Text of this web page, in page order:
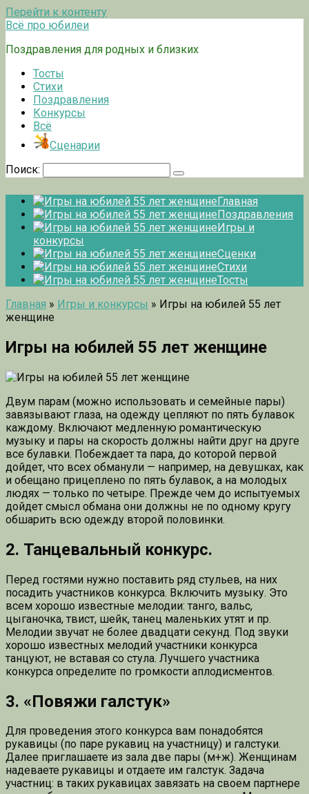
Перейти к контенту
Всё про юбилеи
Поздравления для родных и близких
Тосты
Стихи
Поздравления
Конкурсы
Всё
Сценарии
Поиск:
Главная
Поздравления
Игры и
конкурсы
Сценки
Стихи
Тосты
Главная » Игры и конкурсы » Игры на юбилей 55 лет
женщине
Игры на юбилей 55 лет женщине
Двум парам (можно использовать и семейные пары)
завязывают глаза, на одежду цепляют по пять булавок
каждому. Включают медленную романтическую
музыку и пары на скорость должны найти друг на друге
все булавки. Побеждает та пара, до которой первой
дойдет, что всех обманули — например, на девушках, как
и обещано прицеплено по пять булавок, а на молодых
людях — только по четыре. Прежде чем до испытуемых
дойдет смысл обмана они должны не по одному кругу
обшарить всю одежду второй половинки.
2. Танцевальный конкурс.
Перед гостями нужно поставить ряд стульев, на них
посадить участников конкурса. Включить музыку. Это
всем хорошо известные мелодии: танго, вальс,
цыганочка, твист, шейк, танец маленьких утят и пр.
Мелодии звучат не более двадцати секунд. Под звуки
хорошо известных мелодий участники конкурса
танцуют, не вставая со стула. Лучшего участника
конкурса определите по громкости аплодисментов.
3. «Повяжи галстук»
Для проведения этого конкурса вам понадобятся
рукавицы (по паре рукавиц на участницу) и галстуки.
Далее приглашаете из зала две пары (м+ж). Женщинам
надеваете рукавицы и отдаете им галстук. Задача
участниц: в таких рукавицах завязать на своем партнере